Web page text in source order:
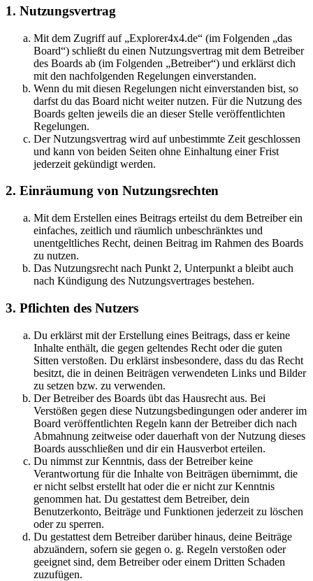
1. Nutzungsvertrag
Mit dem Zugriff auf „Explorer4x4.de“ (im Folgenden „das
Board“) schließt du einen Nutzungsvertrag mit dem Betreiber
des Boards ab (im Folgenden „Betreiber“) und erklärst dich
mit den nachfolgenden Regelungen einverstanden.
Wenn du mit diesen Regelungen nicht einverstanden bist, so
darfst du das Board nicht weiter nutzen. Für die Nutzung des
Boards gelten jeweils die an dieser Stelle veröffentlichten
Regelungen.
Der Nutzungsvertrag wird auf unbestimmte Zeit geschlossen
und kann von beiden Seiten ohne Einhaltung einer Frist
jederzeit gekündigt werden.
2. Einräumung von Nutzungsrechten
Mit dem Erstellen eines Beitrags erteilst du dem Betreiber ein
einfaches, zeitlich und räumlich unbeschränktes und
unentgeltliches Recht, deinen Beitrag im Rahmen des Boards
zu nutzen.
Das Nutzungsrecht nach Punkt 2, Unterpunkt a bleibt auch
nach Kündigung des Nutzungsvertrages bestehen.
3. Pflichten des Nutzers
Du erklärst mit der Erstellung eines Beitrags, dass er keine
Inhalte enthält, die gegen geltendes Recht oder die guten
Sitten verstoßen. Du erklärst insbesondere, dass du das Recht
besitzt, die in deinen Beiträgen verwendeten Links und Bilder
zu setzen bzw. zu verwenden.
Der Betreiber des Boards übt das Hausrecht aus. Bei
Verstößen gegen diese Nutzungsbedingungen oder anderer im
Board veröffentlichten Regeln kann der Betreiber dich nach
Abmahnung zeitweise oder dauerhaft von der Nutzung dieses
Boards ausschließen und dir ein Hausverbot erteilen.
Du nimmst zur Kenntnis, dass der Betreiber keine
Verantwortung für die Inhalte von Beiträgen übernimmt, die
er nicht selbst erstellt hat oder die er nicht zur Kenntnis
genommen hat. Du gestattest dem Betreiber, dein
Benutzerkonto, Beiträge und Funktionen jederzeit zu löschen
oder zu sperren.
Du gestattest dem Betreiber darüber hinaus, deine Beiträge
abzuändern, sofern sie gegen o. g. Regeln verstoßen oder
geeignet sind, dem Betreiber oder einem Dritten Schaden
zuzufügen.